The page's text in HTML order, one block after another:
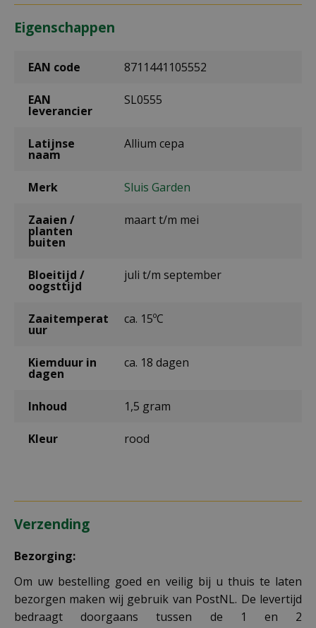
Eigenschappen
EAN code 8711441105552
EAN
leverancier
SL0555
Latijnse
naam
Allium cepa
Merk Sluis Garden
Zaaien /
planten
buiten
maart t/m mei
Bloeitijd /
oogsttijd
juli t/m september
Zaaitemperat
uur
ca. 15ºC
Kiemduur in
dagen
ca. 18 dagen
Inhoud 1,5 gram
Kleur rood
Verzending
Bezorging:
Om uw bestelling goed en veilig bij u thuis te laten
bezorgen maken wij gebruik van PostNL. De levertijd
bedraagt doorgaans tussen de 1 en 2